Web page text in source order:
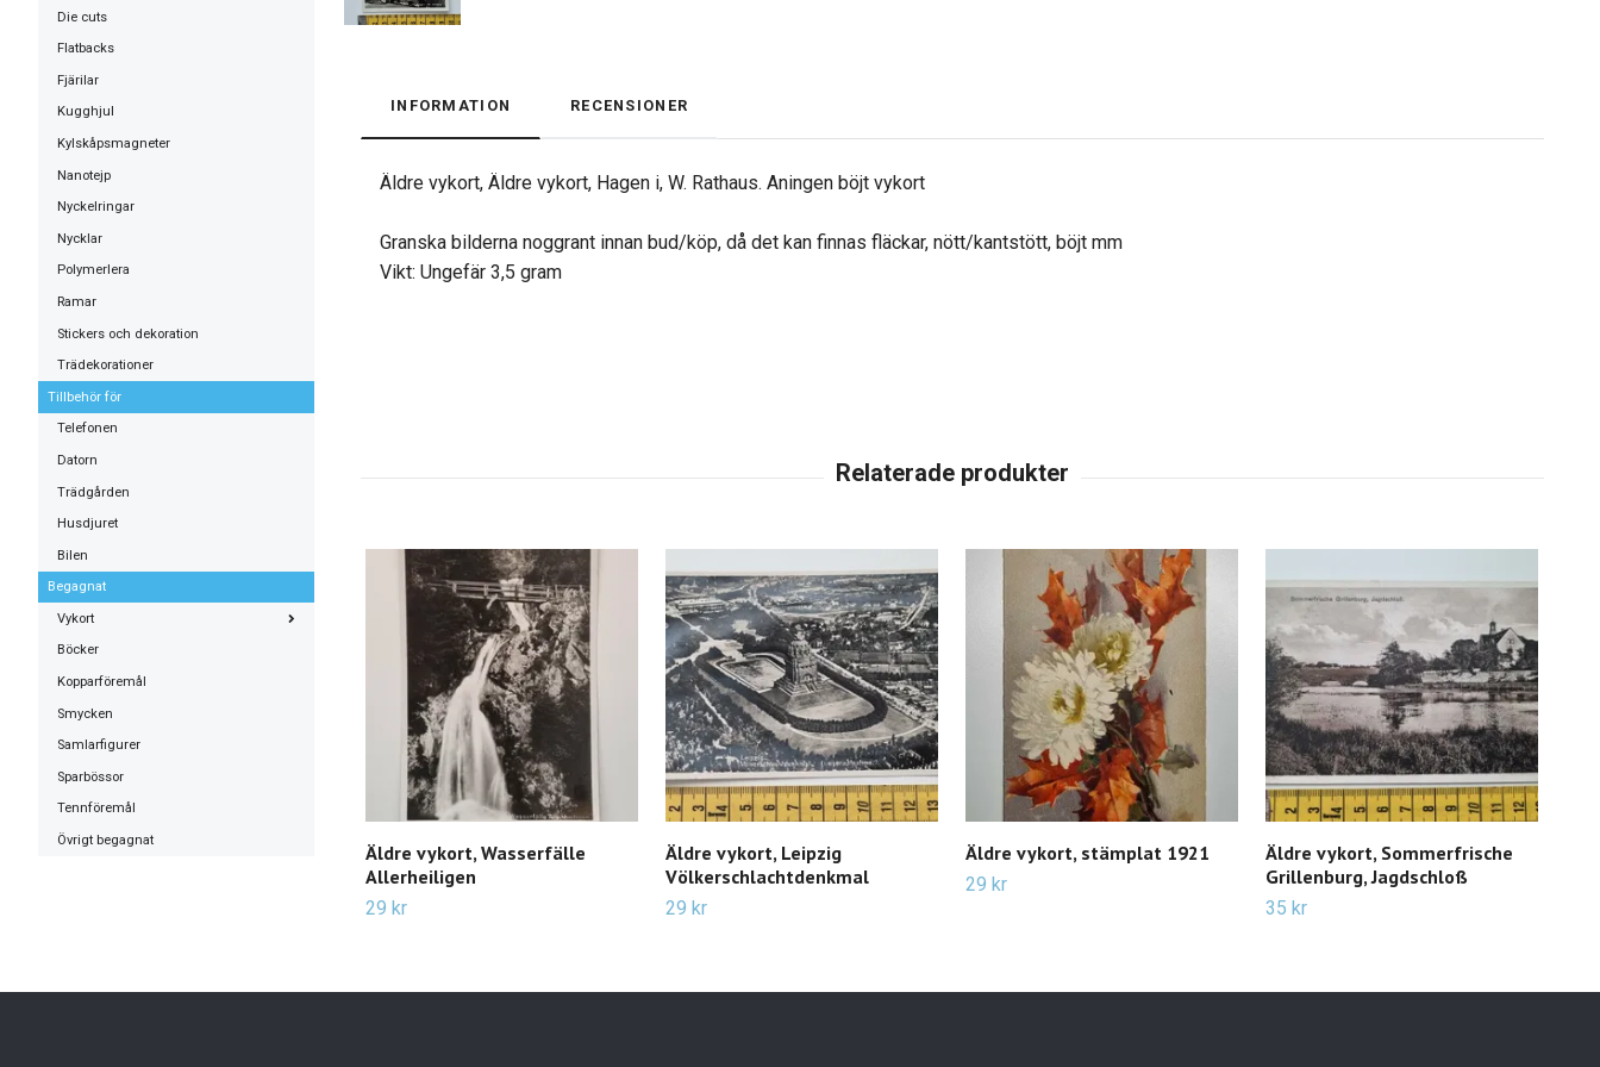
Die cuts
Flatbacks
Fjärilar
Kugghjul
Kylskåpsmagneter
Nanotejp
Nyckelringar
Nycklar
Polymerlera
Ramar
Stickers och dekoration
Trädekorationer
Tillbehör för
Telefonen
Datorn
Trädgården
Husdjuret
Bilen
Begagnat
Vykort
Böcker
Kopparföremål
Smycken
Samlarfigurer
Sparbössor
Tennföremål
Övrigt begagnat
INFORMATION RECENSIONER
Äldre vykort, Äldre vykort, Hagen i, W. Rathaus. Aningen böjt vykort
Granska bilderna noggrant innan bud/köp, då det kan finnas fläckar, nött/kantstött, böjt mm
Vikt: Ungefär 3,5 gram
Äldre vykort, Wasserfälle
Allerheiligen
29 kr
Äldre vykort, Leipzig
Völkerschlachtdenkmal
29 kr
Äldre vykort, stämplat 1921
29 kr
Äldre vykort, Sommerfrische
Grillenburg, Jagdschloß
35 kr